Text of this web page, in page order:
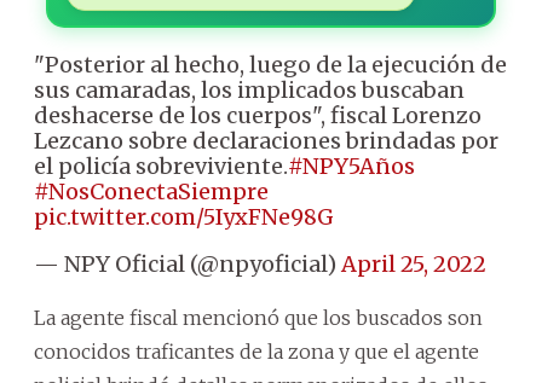
"Posterior al hecho, luego de la ejecución de
sus camaradas, los implicados buscaban
deshacerse de los cuerpos", fiscal Lorenzo
Lezcano sobre declaraciones brindadas por
el policía sobreviviente.#NPY5Años
#NosConectaSiempre
pic.twitter.com/5IyxFNe98G
— NPY Oficial (@npyoficial)April 25, 2022
La agente fiscal mencionó que los buscados son
conocidos traficantes de la zona y que el agente